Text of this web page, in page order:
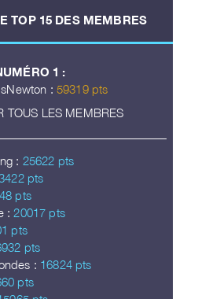
TOP 15 DES MEMBRES
1 :
: 59319 pts
TOUS LES MEMBRES
: 25622 pts
pts
pts
: 20017 pts
pts
pts
: 16824 pts
pts